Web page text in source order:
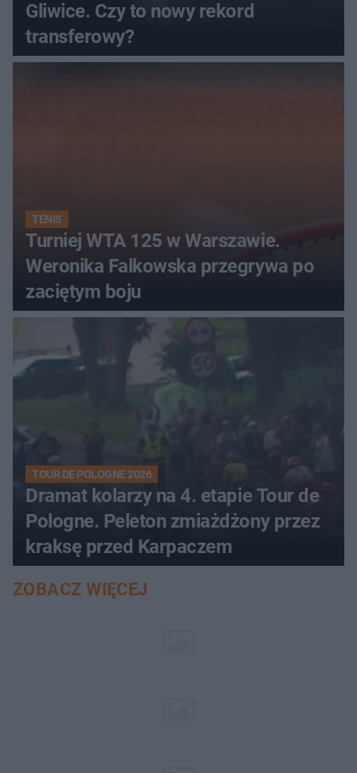
Gliwice. Czy to nowy rekord
transferowy?
TENIS
Turniej WTA 125 w Warszawie.
Weronika Falkowska przegrywa po
zaciętym boju
TOUR DE POLOGNE 2026
Dramat kolarzy na 4. etapie Tour de
Pologne. Peleton zmiażdżony przez
kraksę przed Karpaczem
ZOBACZ WIĘCEJ